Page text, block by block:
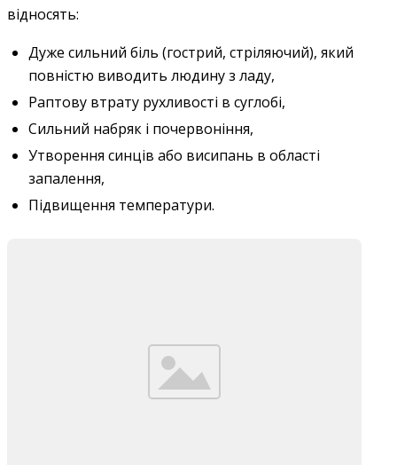
відносять:
Дуже сильний біль (гострий, стріляючий), який
повністю виводить людину з ладу,
Раптову втрату рухливості в суглобі,
Сильний набряк і почервоніння,
Утворення синців або висипань в області
запалення,
Підвищення температури.